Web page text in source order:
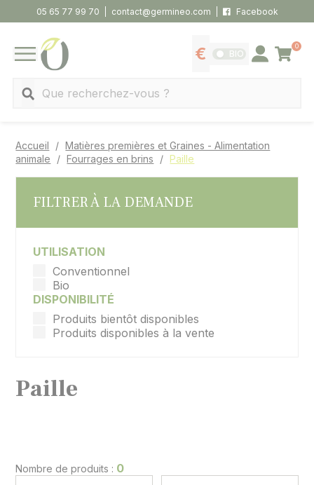
05 65 77 99 70 contact@germineo.com Facebook
MENU
Afficher les tarifs
BIO Se connecter
0
Panier
Accueil
Matières premières et Graines - Alimentation
animale
Fourrages en brins Paille
FILTRER À LA DEMANDE
UTILISATION
Conventionnel
Bio
DISPONIBILITÉ
Produits bientôt disponibles
Produits disponibles à la vente
Paille
Nombre de produits : 0
Panneau de gestion des cookies